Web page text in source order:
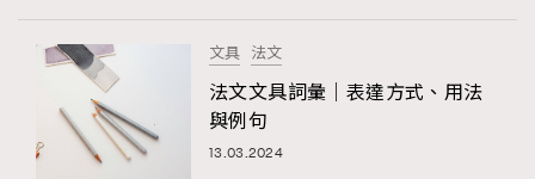
文具 法文
法文文具詞彙｜表達方式、用法
與例句
13.03.2024